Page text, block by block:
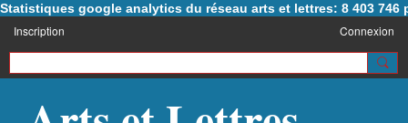
Statistiques google analytics du réseau arts et lettres: 8 403 746
Inscription Connexion